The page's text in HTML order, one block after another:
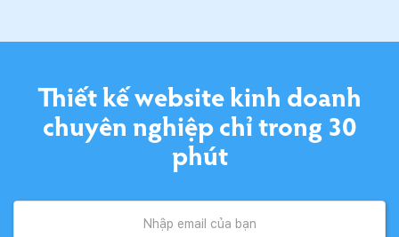
Thiết kế website kinh doanh
chuyên nghiệp chỉ trong 30
phút